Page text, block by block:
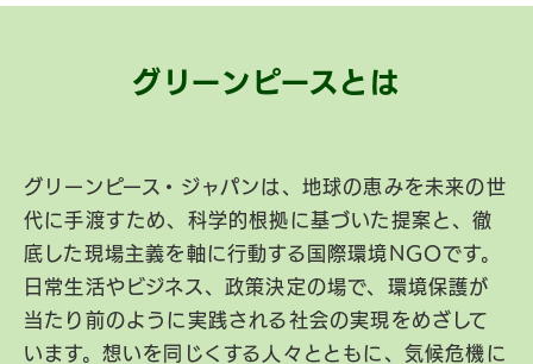
グリーンピースとは
グリーンピース・ジャパンは、地球の恵みを未来の世
代に手渡すため、科学的根拠に基づいた提案と、徹
底した現場主義を軸に行動する国際環境NGOです。
日常生活やビジネス、政策決定の場で、環境保護が
当たり前のように実践される社会の実現をめざして
います。想いを同じくする人々とともに、気候危機に